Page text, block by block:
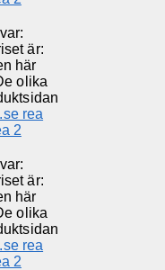
är:
här
olika
är:
här
olika